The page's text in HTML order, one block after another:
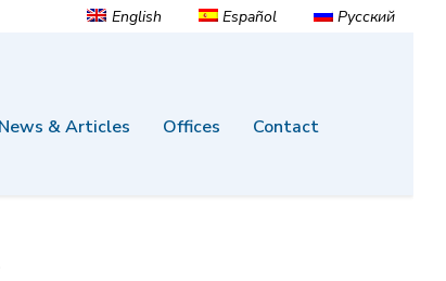
English Español Русский
News & Articles Offices Contact